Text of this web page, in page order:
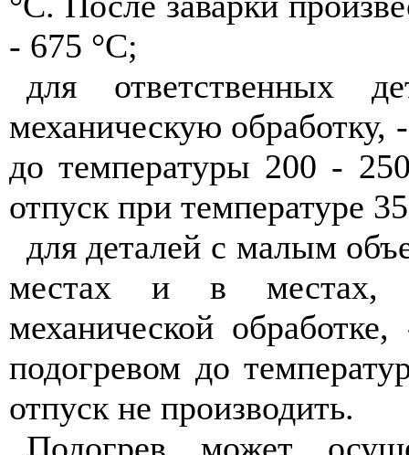
- 675 °С;
для ответственных
механическую обработку,
до температуры 200 -
отпуск при температуре
для деталей с малым
местах и в местах,
механической
подогревом до
отпуск не производить.